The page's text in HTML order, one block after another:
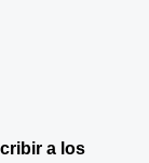
a los